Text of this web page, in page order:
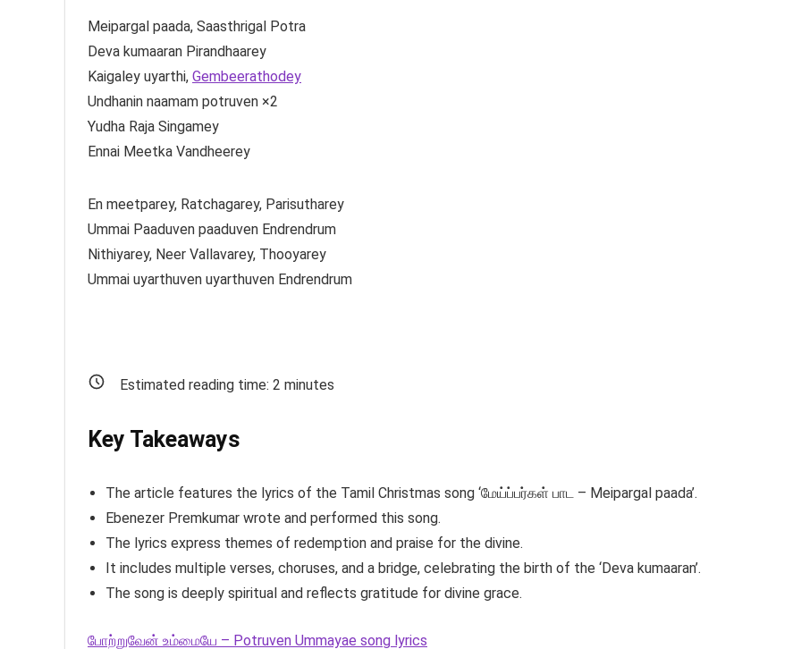
Meipargal paada, Saasthrigal Potra
Deva kumaaran Pirandhaarey
Kaigaley uyarthi, Gembeerathodey
Undhanin naamam potruven ×2
Yudha Raja Singamey
Ennai Meetka Vandheerey
En meetparey, Ratchagarey, Parisutharey
Ummai Paaduven paaduven Endrendrum
Nithiyarey, Neer Vallavarey, Thooyarey
Ummai uyarthuven uyarthuven Endrendrum
Estimated reading time: 2 minutes
Key Takeaways
The article features the lyrics of the Tamil Christmas song ‘மேய்ப்பர்கள் பாட – Meipargal paada’.
Ebenezer Premkumar wrote and performed this song.
The lyrics express themes of redemption and praise for the divine.
It includes multiple verses, choruses, and a bridge, celebrating the birth of the ‘Deva kumaaran’.
The song is deeply spiritual and reflects gratitude for divine grace.
போற்றுவேன் உம்மையே – Potruven Ummayae song lyrics